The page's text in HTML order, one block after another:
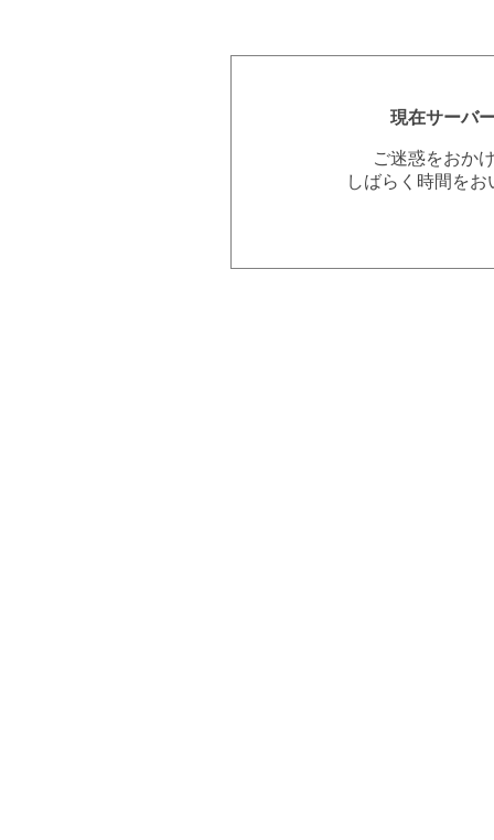
現在サーバ
ご迷惑をおか
しばらく時間を